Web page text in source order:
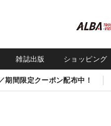
雑誌出版 ショッピング
期間限定クーポン配布中！